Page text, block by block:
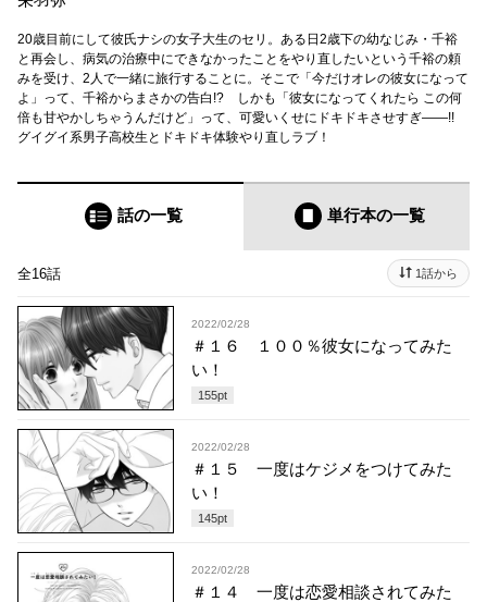
20歳目前にして彼氏ナシの女子大生のセリ。ある日2歳下の幼なじみ・千裕
と再会し、病気の治療中にできなかったことをやり直したいという千裕の頼
みを受け、2人で一緒に旅行することに。そこで「今だけオレの彼女になって
よ」って、千裕からまさかの告白!? しかも「彼女になってくれたら この何
倍も甘やかしちゃうんだけど」って、可愛いくせにドキドキさせすぎ――!!
グイグイ系男子高校生とドキドキ体験やり直しラブ！
話の一覧 単行本の一覧
全16話 1話から
2022/02/28
＃１６ １００％彼女になってみた
い！
155pt
2022/02/28
＃１５ 一度はケジメをつけてみた
い！
145pt
2022/02/28
＃１４ 一度は恋愛相談されてみた